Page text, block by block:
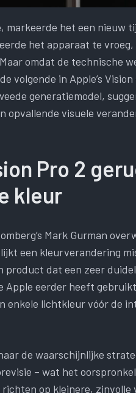
markeerde het een nieuw
het apparaat te
omdat de technische
volgende in Apple’s
generatiemodel,
opvallende visuele
Pro 2
kleur
Mark Gurman
een kleurverandering
product dat een zeer
Apple eerder heeft
enkele lichtkleur vóór de
de waarschijnlijke
– wat het
op kleinere, zinvolle